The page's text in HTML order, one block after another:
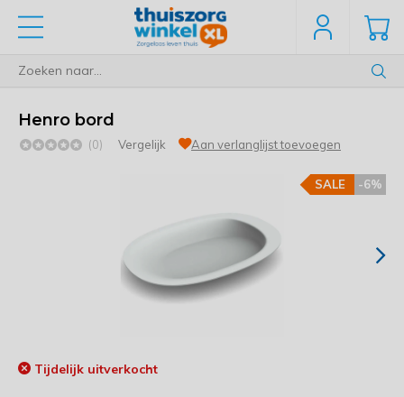
Henro bord
(0) Vergelijk Aan verlanglijst toevoegen
-6%
SALE
Tijdelijk uitverkocht